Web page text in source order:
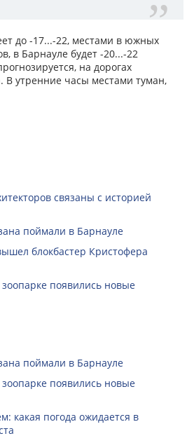
до -17...-22, местами в южных
в Барнауле будет -20...-22
на дорогах
В утренние часы местами туман,
связаны с историей
поймали в Барнауле
блокбастер Кристофера
появились новые
поймали в Барнауле
появились новые
какая погода ожидается в